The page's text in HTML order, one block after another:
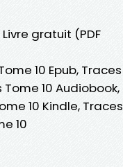
gratuit (PDF
10 Epub, Traces
10 Audiobook,
10 Kindle, Traces
10